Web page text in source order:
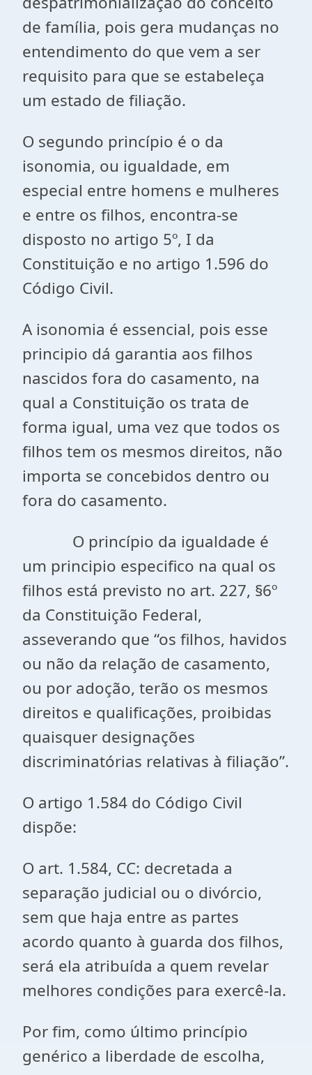
de família, pois gera mudanças no
entendimento do que vem a ser
requisito para que se estabeleça
um estado de filiação.
O segundo princípio é o da
isonomia, ou igualdade, em
especial entre homens e mulheres
e entre os filhos, encontra-se
disposto no artigo 5º, I da
Constituição e no artigo 1.596 do
Código Civil.
A isonomia é essencial, pois esse
principio dá garantia aos filhos
nascidos fora do casamento, na
qual a Constituição os trata de
forma igual, uma vez que todos os
filhos tem os mesmos direitos, não
importa se concebidos dentro ou
fora do casamento.
O princípio da igualdade é
um principio especifico na qual os
filhos está previsto no art. 227, §6º
da Constituição Federal,
asseverando que “os filhos, havidos
ou não da relação de casamento,
ou por adoção, terão os mesmos
direitos e qualificações, proibidas
quaisquer designações
discriminatórias relativas à filiação”.
O artigo 1.584 do Código Civil
dispõe:
O art. 1.584, CC: decretada a
separação judicial ou o divórcio,
sem que haja entre as partes
acordo quanto à guarda dos filhos,
será ela atribuída a quem revelar
melhores condições para exercê-la.
Por fim, como último princípio
genérico a liberdade de escolha,